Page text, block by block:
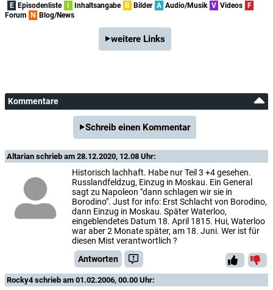
E Episodenliste I Inhaltsangabe B Bilder A Audio/Musik V Videos F
Forum N Blog/News
weitere Links
Kommentare
Schreib einen Kommentar
Altarian schrieb am 28.12.2020, 12.08 Uhr:
Historisch lachhaft. Habe nur Teil 3 +4 gesehen.
Russlandfeldzug, Einzug in Moskau. Ein General
sagt zu Napoleon "dann schlagen wir sie in
Borodino". Just for info: Erst Schlacht von Borodino,
dann Einzug in Moskau. Später Waterloo,
eingeblendetes Datum 18. April 1815. Hui, Waterloo
war aber 2 Monate später, am 18. Juni. Wer ist für
diesen Mist verantwortlich ?
Antworten
Rocky4schrieb am 01.02.2006, 00.00 Uhr: